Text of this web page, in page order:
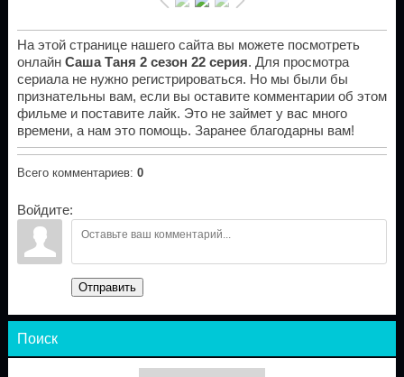
На этой странице нашего сайта вы можете посмотреть
онлайн Саша Таня 2 сезон 22 серия. Для просмотра
сериала не нужно регистрироваться. Но мы были бы
признательны вам, если вы оставите комментарии об этом
фильме и поставите лайк. Это не займет у вас много
времени, а нам это помощь. Заранее благодарны вам!
Всего комментариев: 0
Войдите:
Отправить
Поиск